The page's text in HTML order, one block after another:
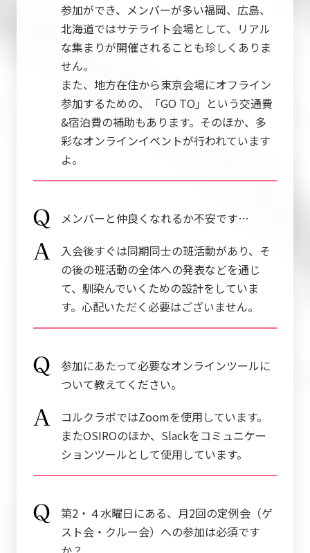
参加ができ、メンバーが多い福岡、広島、
北海道ではサテライト会場として、リアル
な集まりが開催されることも珍しくありま
せん。
また、地方在住から東京会場にオフライン
参加するための、「GO TO」という交通費
&宿泊費の補助もあります。そのほか、多
彩なオンラインイベントが行われています
よ。
メンバーと仲良くなれるか不安です…
入会後すぐは同期同士の班活動があり、そ
の後の班活動の全体への発表などを通じ
て、馴染んでいくための設計をしていま
す。心配いただく必要はございません。
参加にあたって必要なオンラインツールに
ついて教えてください。
コルクラボではZoomを使用しています。
またOSIROのほか、Slackをコミュニケー
ションツールとして使用しています。
第2・４水曜日にある、月2回の定例会（ゲ
スト会・クルー会）への参加は必須です